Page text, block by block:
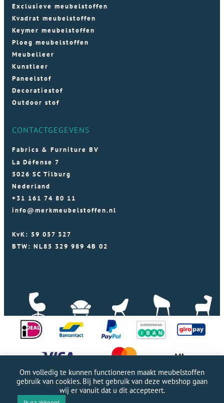
Exclusieve meubelstoffen
Kvadrat meubelstoffen
Keymer meubelstoffen
Ploeg meubelstoffen
Meubelleer
Kunstleer
Paneelstof
Decoratiestof
Outdoor stof
CONTACTGEGEVENS
Fabrics & Furniture BV
La Défense 7
5026 SC Tilburg
Nederland
+31 161 74 80 11
info@merkmeubelstoffen.nl
KvK: 59 057 327
BTW: NL85 329 989 4B 02
Professionele WordPress website door Webworx
Om volledig te kunnen functioneren maakt meubelstoffen
gebruik van cookies. Bij het gebruik van deze webshop gaan
wij er vanuit dat u dit accepteert.